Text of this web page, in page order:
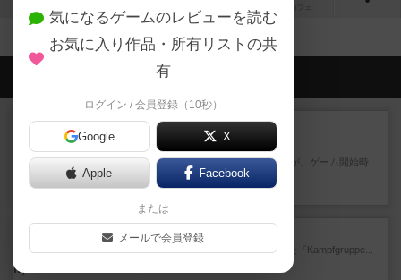
会員の新しい投稿
レビュー
フィッシェン2
ゲームの流れはフィッシェンだが、ゲーム開始時
はペリカンとエビの2スート...
9分前by うらまこ
レビュー パイパー戦闘団2
1996年にAvalon Hill社が出版した『Kampfgruppe...
気になるゲームのレビューを読む
お気に入り作品・所有リストの共
有
ログイン / 会員登録（10秒）
Google X
Apple Facebook
または
メールで会員登録